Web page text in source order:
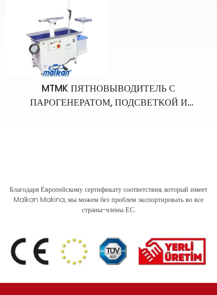
MTMK ПЯТНОВЫВОДИТЕЛЬ С
ПАРОГЕНЕРАТОМ, ПОДСВЕТКОЙ И
Благодаря Европейскому сертификату соответствия, который имеет
Malkan Makina, мы можем без проблем экспортировать во все
страны-члены ЕС.